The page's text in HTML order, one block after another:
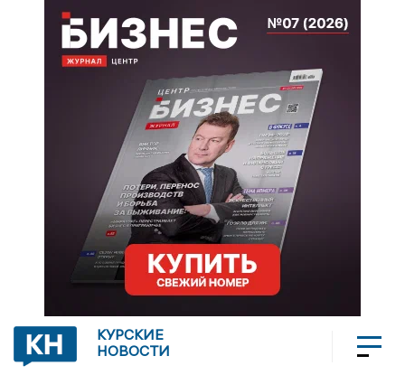
КУРСКИЕ
НОВОСТИ